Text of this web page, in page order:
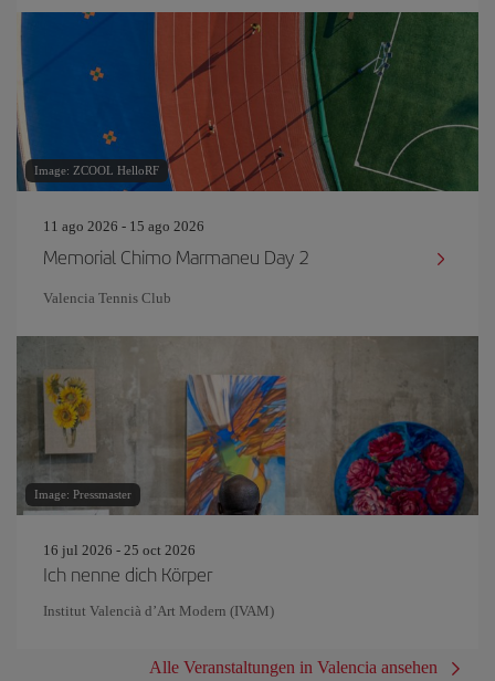
Image: ZCOOL HelloRF
11 ago 2026 - 15 ago 2026
Memorial Chimo Marmaneu Day 2
Valencia Tennis Club
Image: Pressmaster
16 jul 2026 - 25 oct 2026
Ich nenne dich Körper
Institut Valencià d’Art Modern (IVAM)
Alle Veranstaltungen in Valencia ansehen